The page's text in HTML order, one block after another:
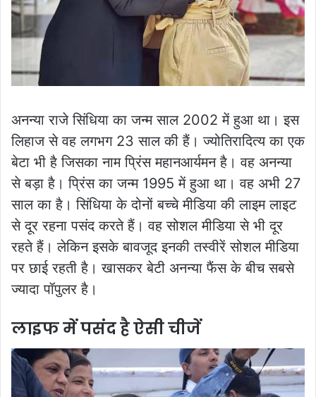
अनन्या राजे सिंधिया का जन्म साल 2002 में हुआ था। इस
लिहाज से वह लगभग 23 साल की हैं। ज्योतिरादित्य का एक
बेटा भी है जिसका नाम प्रिंस महानआर्यमन है। वह अनन्या
से बड़ा है। प्रिंस का जन्म 1995 में हुआ था। वह अभी 27
साल का है। सिंधिया के दोनों बच्चे मीडिया की लाइम लाइट
से दूर रहना पसंद करते हैं। वह सोशल मीडिया से भी दूर
रहते हैं। लेकिन इसके बावजूद इनकी तस्वीरें सोशल मीडिया
पर छाई रहती है। खासकर बेटी अनन्या फैंस के बीच सबसे
ज्यादा पॉपुलर है।
लाइफ में पसंद है ऐसी चीजें